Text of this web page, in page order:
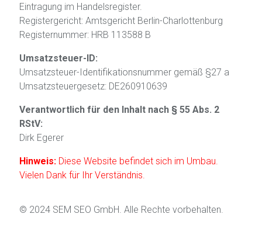
Eintragung im Handelsregister.
Registergericht: Amtsgericht Berlin-Charlottenburg
Registernummer: HRB 113588 B
Umsatzsteuer-ID:
Umsatzsteuer-Identifikationsnummer gemäß §27 a
Umsatzsteuergesetz: DE260910639
Verantwortlich für den Inhalt nach § 55 Abs. 2
RStV:
Dirk Egerer
Hinweis: Diese Website befindet sich im Umbau.
Vielen Dank für Ihr Verständnis.
© 2024 SEM SEO GmbH. Alle Rechte vorbehalten.